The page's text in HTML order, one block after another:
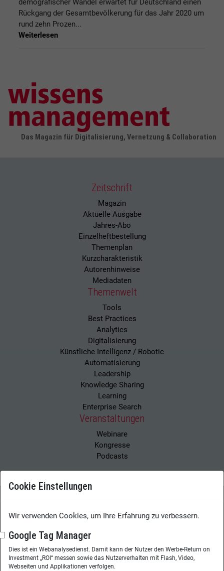
demografischer Wandel erwartet für Deutschland einen
Rückgang der Gesamtbevölkerung für das Jahr 2020 um
rund zehn Prozen...
Weiterlesen
Das Magazin für Digitalisierung, Vernetzung & Collaboration
Zeitschrift
Magazin
Aktuelle Ausgabe
Jahres-Abo
Einzelheftbestellung
Themenplan
Kurzcharakteristik
Autorenhinweise
Mediadaten
Themenwelt
Tools
Best Practices
Analytics
Digitalisierung
Künstliche Intelligenz / Robotic
Automatisierung
Leadership
Knowledge Sharing
Learning
Enterprise Search
Veranstaltungen
Webinare
Kongresse
Podcasts
Wissensmanagement Magazin
Impressum
Herausgeberin:Nicole Lehnert
Westheimer Str. 18
Cookie Einstellungen
Wir verwenden Cookies, um Ihre Erfahrung zu verbessern.
Google Tag Manager
Dies ist ein Webanalysedienst. Damit kann der Nutzer den Werbe-Return on
Investment „ROI“ messen sowie das Nutzerverhalten mit Flash, Video,
Webseiten und Applikationen verfolgen.